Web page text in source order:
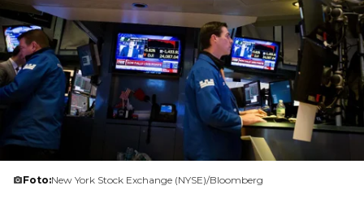
Foto:New York Stock Exchange (NYSE)/Bloomberg